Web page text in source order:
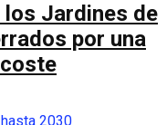
los Jardines de
por una